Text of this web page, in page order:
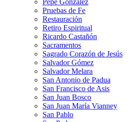
Pepe González
Pruebas de Fe
Restauración
Retiro Espiritual
Ricardo Castañón
Sacramentos
Sagrado Corazón de Jesús
Salvador Gómez
Salvador Melara
San Antonio de Padua
San Francisco de Asis
San Juan Bosco
San Juan María Vianney
San Pablo